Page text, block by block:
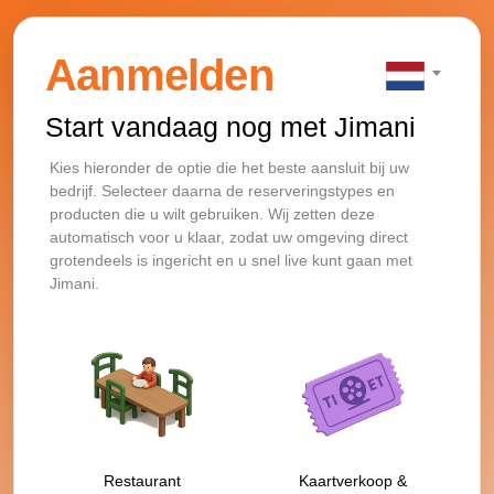
Aanmelden
Start vandaag nog met Jimani
Kies hieronder de optie die het beste aansluit bij uw
bedrijf. Selecteer daarna de reserveringstypes en
producten die u wilt gebruiken. Wij zetten deze
automatisch voor u klaar, zodat uw omgeving direct
grotendeels is ingericht en u snel live kunt gaan met
Jimani.
Restaurant
Kaartverkoop &